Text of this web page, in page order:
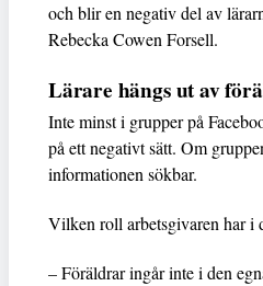
och blir en negativ del av
Rebecka Cowen Forsell.
Lärare hängs ut av
Inte minst i grupper på
på ett negativt sätt. Om
informationen sökbar.
Vilken roll arbetsgivaren har i
– Föräldrar ingår inte i den